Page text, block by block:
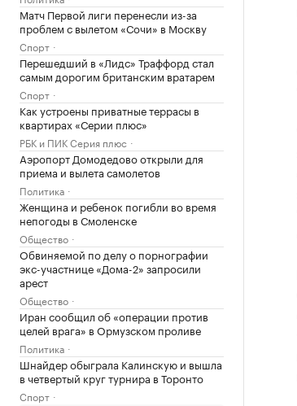
Матч Первой лиги перенесли из-за
проблем с вылетом «Сочи» в Москву
Спорт
Перешедший в «Лидс» Траффорд стал
самым дорогим британским вратарем
Спорт
Как устроены приватные террасы в
квартирах «Серии плюс»
РБК и ПИК Серия плюс
Аэропорт Домодедово открыли для
приема и вылета самолетов
Политика
Женщина и ребенок погибли во время
непогоды в Смоленске
Общество
Обвиняемой по делу о порнографии
экс-участнице «Дома-2» запросили
арест
Общество
Иран сообщил об «операции против
целей врага» в Ормузском проливе
Политика
Шнайдер обыграла Калинскую и вышла
в четвертый круг турнира в Торонто
Спорт